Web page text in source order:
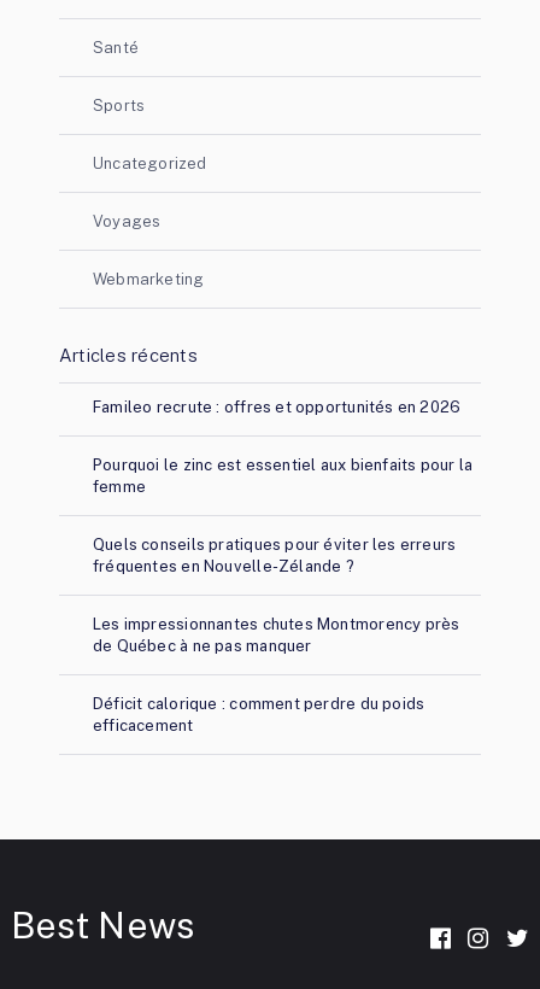
Santé
Sports
Uncategorized
Voyages
Webmarketing
Articles récents
Famileo recrute : offres et opportunités en 2026
Pourquoi le zinc est essentiel aux bienfaits pour la
femme
Quels conseils pratiques pour éviter les erreurs
fréquentes en Nouvelle-Zélande ?
Les impressionnantes chutes Montmorency près
de Québec à ne pas manquer
Déficit calorique : comment perdre du poids
efficacement
Best News